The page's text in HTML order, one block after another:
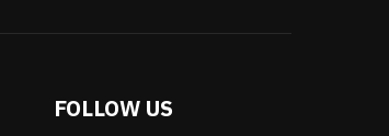
FOLLOW US